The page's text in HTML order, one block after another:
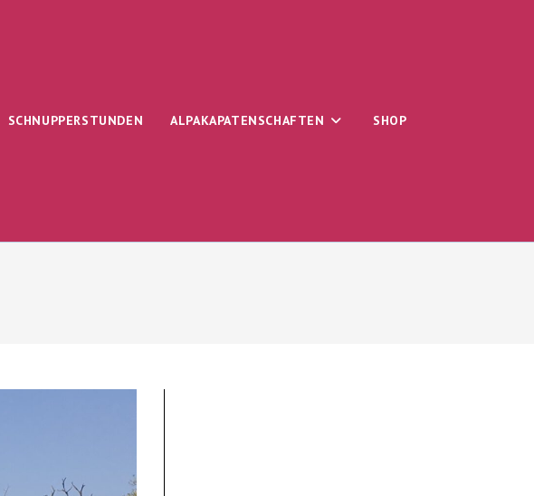
SCHNUPPERSTUNDEN ALPAKAPATENSCHAFTEN SHOP